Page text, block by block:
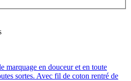
marquage en douceur et en toute
sortes. Avec fil de coton rentré de